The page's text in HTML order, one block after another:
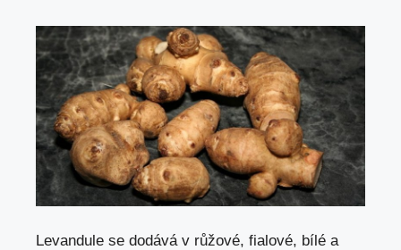
Levandule se dodává v růžové, fialové, bílé a